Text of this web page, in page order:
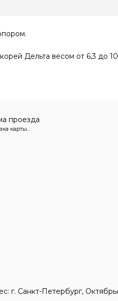
Дельта весом от 6,3 до 10
проезда
карты...
г. Санкт-Петербург,